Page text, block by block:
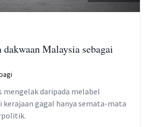
Malaysia sebagai
daripada melabel
kerajaan gagal hanya semata-mata